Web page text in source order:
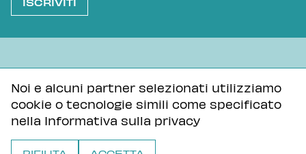
Noi e alcuni partner selezionati utilizziamo
cookie o tecnologie simili come specificato
nella Informativa sulla privacy
Informativa sulla privacy
Tutti i contenuti di questa pagina sono distribuiti con
licenza Creative Commons Attribuzione - Condividi allo
stesso modo 3.0 Unported